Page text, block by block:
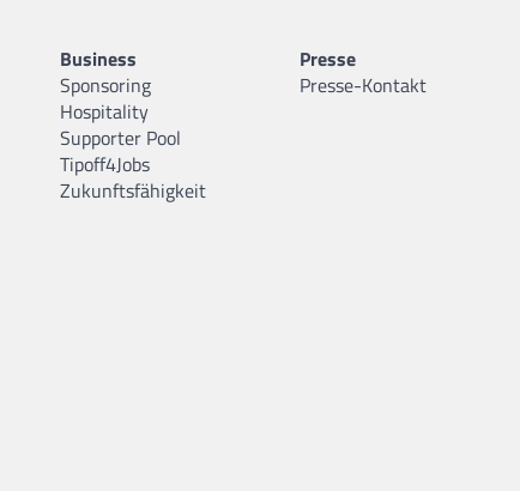
Business
Sponsoring
Hospitality
Supporter Pool
Tipoff4Jobs
Zukunftsfähigkeit
Presse
Presse-Kontakt